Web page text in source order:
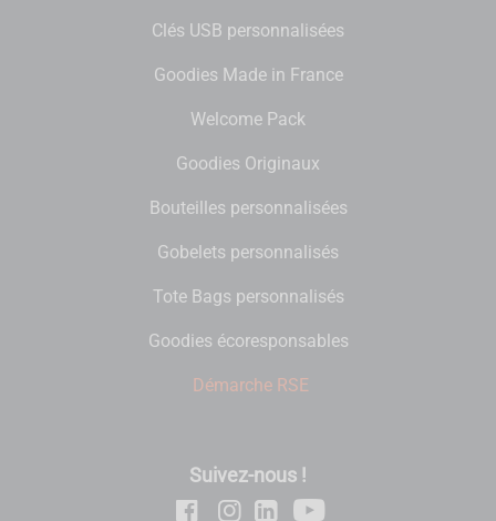
Clés USB personnalisées
Goodies Made in France
Welcome Pack
Goodies Originaux
Bouteilles personnalisées
Gobelets personnalisés
Tote Bags personnalisés
Goodies écoresponsables
Démarche RSE
Suivez-nous !